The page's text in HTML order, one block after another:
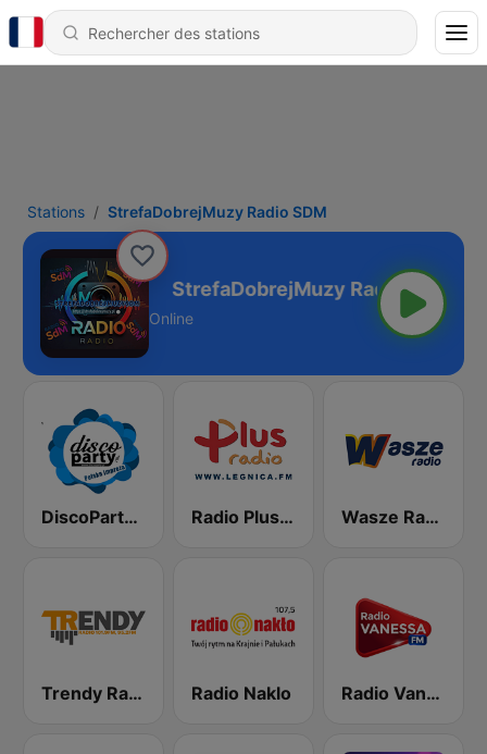
Stations StrefaDobrejMuzy Radio SDM
SDM
Online
DiscoParty.pl - Polska Impreza Radio Plus Legnica Wasze Radio FM
Trendy Radio Radio Naklo Radio Vanessa FM